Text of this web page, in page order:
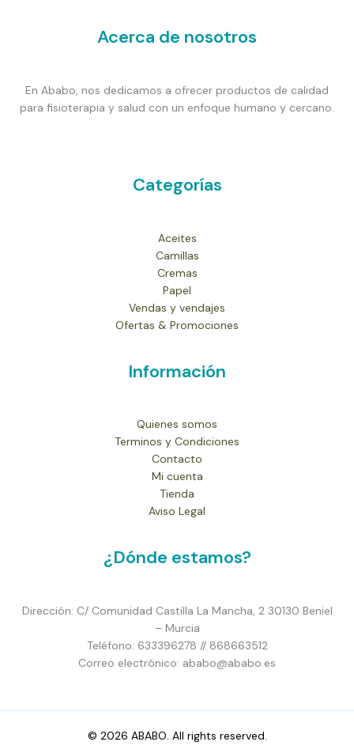
Acerca de nosotros
En Ababo, nos dedicamos a ofrecer productos de calidad
para fisioterapia y salud con un enfoque humano y cercano.
Categorías
Aceites
Camillas
Cremas
Papel
Vendas y vendajes
Ofertas & Promociones
Información
Quienes somos
Terminos y Condiciones
Contacto
Mi cuenta
Tienda
Aviso Legal
¿Dónde estamos?
Dirección: C/ Comunidad Castilla La Mancha, 2 30130 Beniel
– Murcia
Teléfono: 633396278 // 868663512
Correo electrónico: ababo@ababo.es
© 2026 ABABO. All rights reserved.